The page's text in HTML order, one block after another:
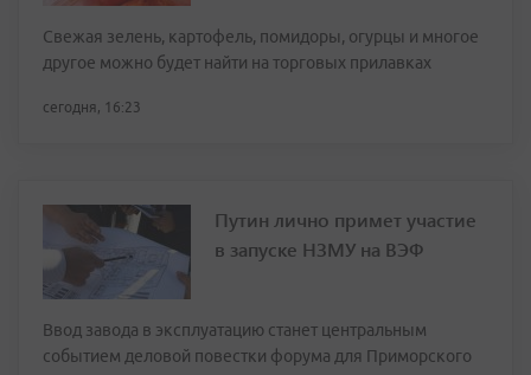
Свежая зелень, картофель, помидоры, огурцы и многое
другое можно будет найти на торговых прилавках
сегодня, 16:23
Путин лично примет участие
в запуске НЗМУ на ВЭФ
Ввод завода в эксплуатацию станет центральным
событием деловой повестки форума для Приморского